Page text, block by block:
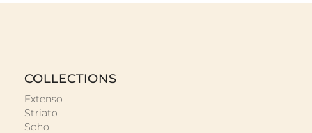
COLLECTIONS
Extenso
Striato
Soho